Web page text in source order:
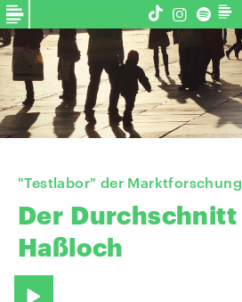
"Testlabor" der Marktforschung
Der Durchschnitt
Haßloch